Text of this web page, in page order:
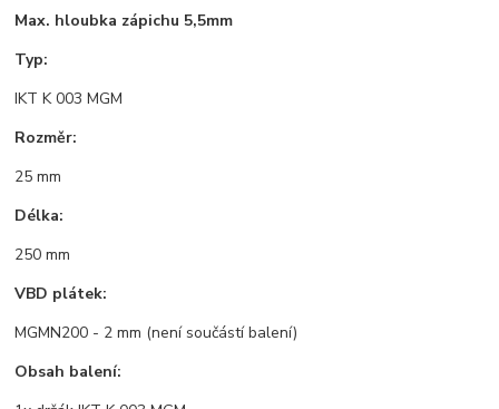
Max. hloubka zápichu 5,5mm
Typ:
IKT K 003 MGM
Rozměr:
25 mm
Délka:
250 mm
VBD plátek:
MGMN200 - 2 mm (není součástí balení)
Obsah balení: